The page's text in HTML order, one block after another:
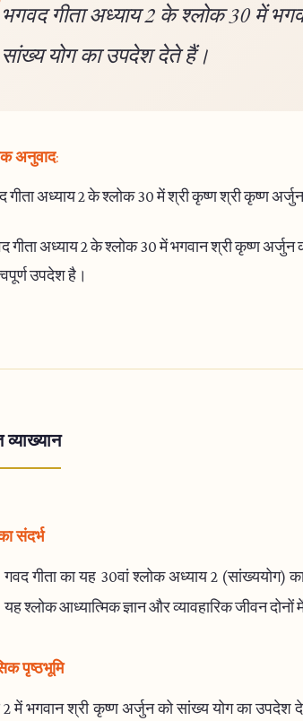
भगवद गीता अध्याय 2 के श्लोक 30 में
सांख्य योग का उपदेश देते हैं।
अनुवाद:
गीता अध्याय 2 के श्लोक 30 में श्री कृष्ण श्री कृष्ण
गीता अध्याय 2 के श्लोक 30 में भगवान श्री कृष्ण अर्जुन
उपदेश है।
व्याख्यान
संदर्भ
गवद गीता का यह 30वां श्लोक अध्याय 2 (सांख्ययोग) का
यह श्लोक आध्यात्मिक ज्ञान और व्यावहारिक जीवन दोनों
पृष्ठभूमि
2 में भगवान श्री कृष्ण अर्जुन को सांख्य योग का उपदेश